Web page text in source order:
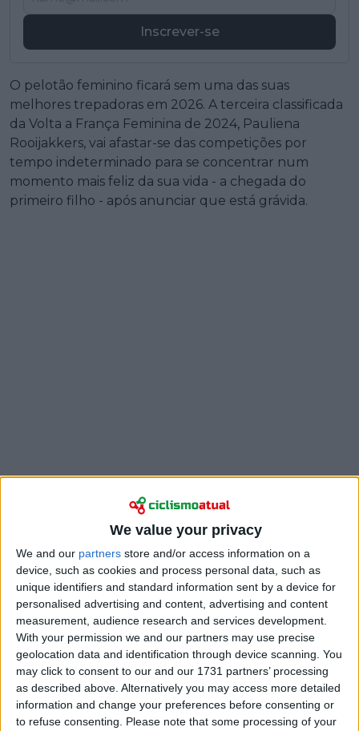
We value your privacy
We and our partners store and/or access information on a
device, such as cookies and process personal data, such as
unique identifiers and standard information sent by a device for
personalised advertising and content, advertising and content
measurement, audience research and services development.
With your permission we and our partners may use precise
geolocation data and identification through device scanning. You
may click to consent to our and our 1731 partners’ processing
as described above. Alternatively you may access more detailed
information and change your preferences before consenting or
to refuse consenting. Please note that some processing of your
Inscrever-se
O pelotão feminino ficará sem uma das suas
melhores trepadoras em 2026. A terceira classificada
da Volta a França Feminina de 2024, Pauliena
Rooijakkers, vai afastar-se das competições por
tempo indeterminado para se concentrar num
momento mais feliz da sua vida - a chegada do
primeiro filho - após anunciar que está grávida.
Naturalmente, isto significa que a neerlandesa, de 33
anos, fará uma pausa forçada, embora o regresso seja
expectável em 2027, com nova ambição e motivação.
No próximo ano, continuará a envergar as cores da
UAE Team ADQ.
“Nos últimos anos, o nível do ciclismo feminino
aumentou enormemente”, afirmou a trepadora em
comunicado. “É uma modalidade que exige cada vez
mais do corpo e, enquanto atletas, por vezes
enfrentamos momentos difíceis em matéria de